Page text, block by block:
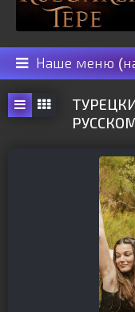
Наше меню